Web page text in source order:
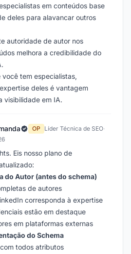
em conteúdos base
deles para alavancar outros
autoridade de autor nos
melhora a credibilidade do
você tem especialistas,
deles é vantagem
visibilidade em IA.
OP Líder Técnica de SEO·
Eis nosso plano de
do Autor (antes do schema)
de autores
corresponda à expertise
estão em destaque
em plataformas externas
do Schema
todos atributos